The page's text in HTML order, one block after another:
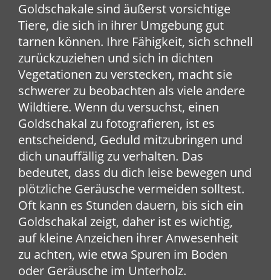
Goldschakale sind äußerst vorsichtige
Tiere, die sich in ihrer Umgebung gut
tarnen können. Ihre Fähigkeit, sich schnell
zurückzuziehen und sich in dichten
Vegetationen zu verstecken, macht sie
schwerer zu beobachten als viele andere
Wildtiere. Wenn du versuchst, einen
Goldschakal zu fotografieren, ist es
entscheidend, Geduld mitzubringen und
dich unauffällig zu verhalten. Das
bedeutet, dass du dich leise bewegen und
plötzliche Geräusche vermeiden solltest.
Oft kann es Stunden dauern, bis sich ein
Goldschakal zeigt, daher ist es wichtig,
auf kleine Anzeichen ihrer Anwesenheit
zu achten, wie etwa Spuren im Boden
oder Geräusche im Unterholz.